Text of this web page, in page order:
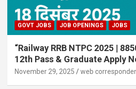
GOVT JOBS JOB OPENINGS JOBS
“Railway RRB NTPC 2025 | 8850
12th Pass & Graduate Apply
November 29, 2025 web